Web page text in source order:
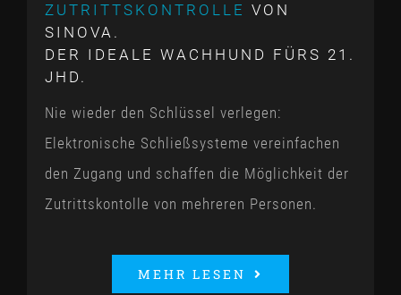
ZUTRITTSKONTROLLE VON
SINOVA.
DER IDEALE WACHHUND FÜRS 21.
JHD.
Nie wieder den Schlüssel verlegen:
Elektronische Schließsysteme vereinfachen
den Zugang und schaffen die Möglichkeit der
Zutrittskontolle von mehreren Personen.
MEHR LESEN